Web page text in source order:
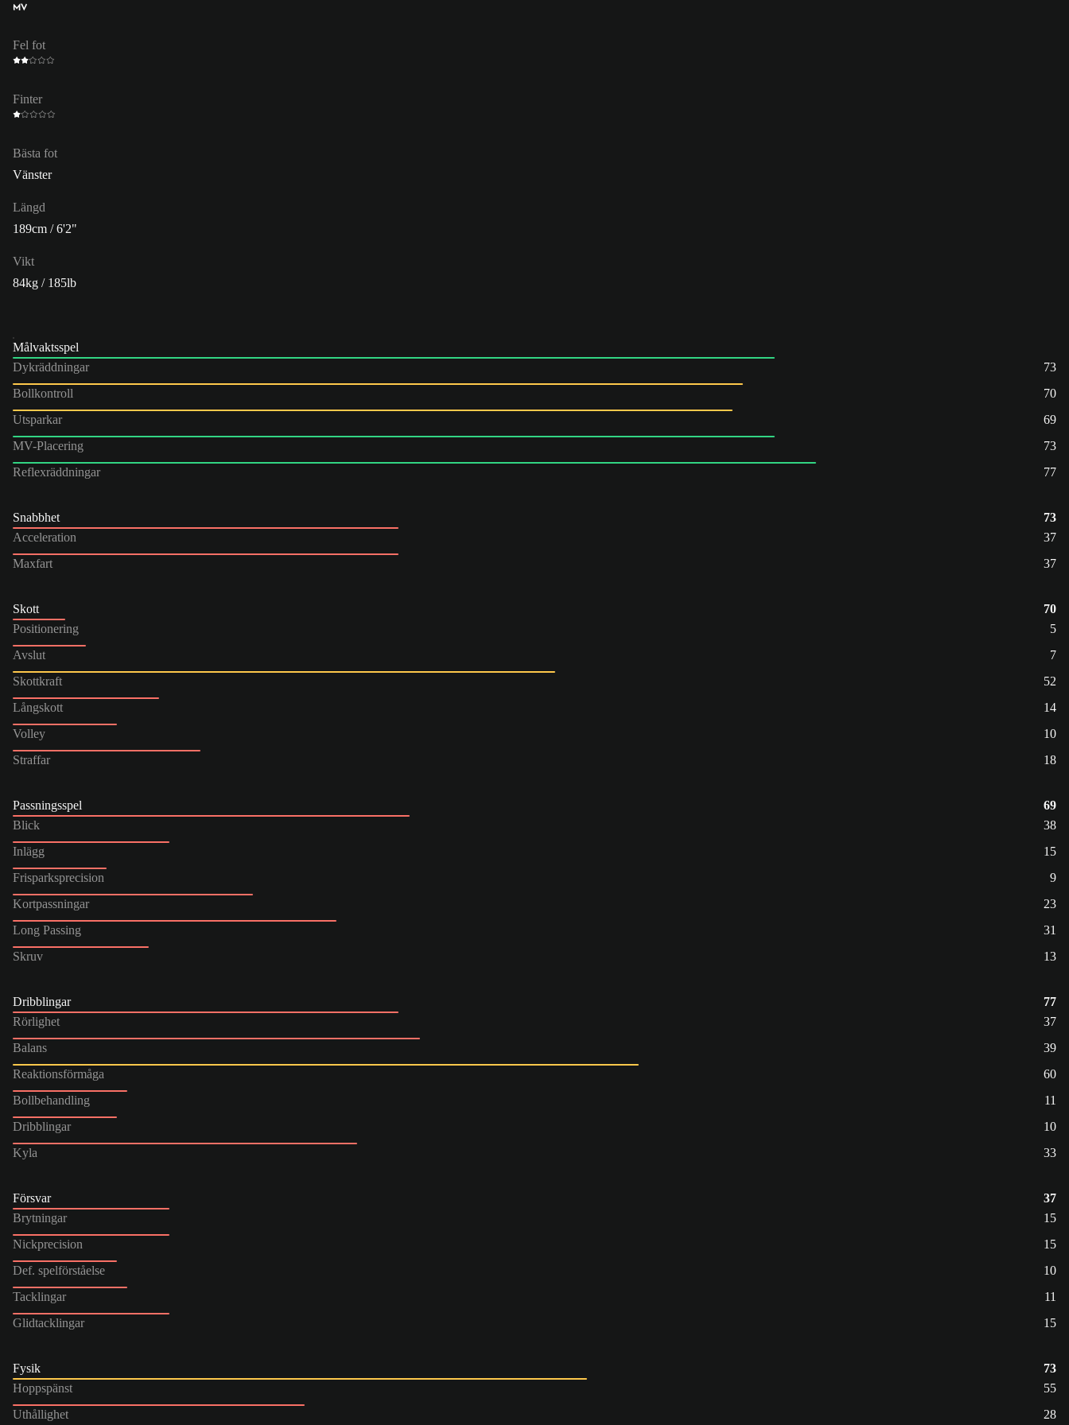
MV
Fel fot
Finter
Bästa fot
Vänster
Längd
189cm / 6'2"
Vikt
84kg / 185lb
Målvaktsspel
Dykräddningar
73
Bollkontroll
70
Utsparkar
69
MV-Placering
73
Reflexräddningar
77
Snabbhet
73
Acceleration
37
Maxfart
37
Skott
70
Positionering
5
Avslut
7
Skottkraft
52
Långskott
14
Volley
10
Straffar
18
Passningsspel
69
Blick
38
Inlägg
15
Frisparksprecision
9
Kortpassningar
23
Long Passing
31
Skruv
13
Dribblingar
77
Rörlighet
37
Balans
39
Reaktionsförmåga
60
Bollbehandling
11
Dribblingar
10
Kyla
33
Försvar
37
Brytningar
15
Nickprecision
15
Def. spelförståelse
10
Tacklingar
11
Glidtacklingar
15
Fysik
73
Hoppspänst
55
Uthållighet
28